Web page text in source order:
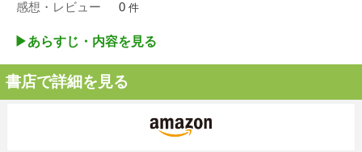
感想・レビュー 0 件
▶︎あらすじ・内容を見る
書店で詳細を見る